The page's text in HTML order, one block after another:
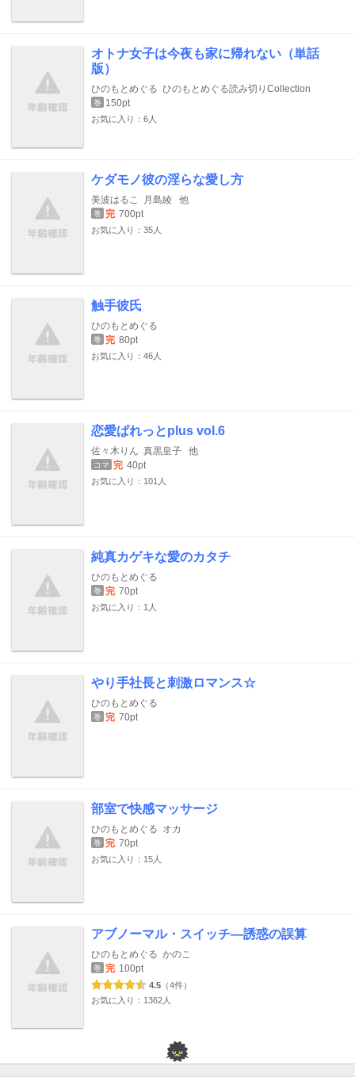
オトナ女子は今夜も家に帰れない（単話
版）
ひのもとめぐる ひのもとめぐる読み切りCollection
巻 150pt
お気に入り：6人
ケダモノ彼の淫らな愛し方
美波はるこ 月島綾 他
巻 完 700pt
お気に入り：35人
触手彼氏
ひのもとめぐる
巻 完 80pt
お気に入り：46人
恋愛ぱれっとplus vol.6
佐々木りん 真黒皇子 他
コマ 完 40pt
お気に入り：101人
純真カゲキな愛のカタチ
ひのもとめぐる
巻 完 70pt
お気に入り：1人
やり手社長と刺激ロマンス☆
ひのもとめぐる
巻 完 70pt
部室で快感マッサージ
ひのもとめぐる オカ
巻 完 70pt
お気に入り：15人
アブノーマル・スイッチ―誘惑の誤算
ひのもとめぐる かのこ
巻 完 100pt
4.5 （4件）
お気に入り：1362人